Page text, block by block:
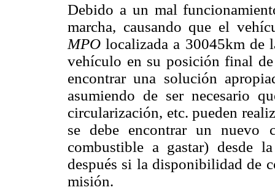
Debido a un mal
marcha, causando que el
MPO localizada a 30045km de
vehículo en su posición final
encontrar una solución
asumiendo de ser necesario
circularización, etc. pueden
se debe encontrar un nuevo
combustible a gastar) desde
después si la disponibilidad de
misión.